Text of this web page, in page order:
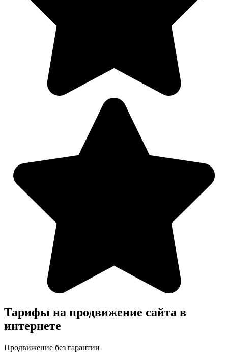
Тарифы на продвижение сайта в
интернете
Продвижение без гарантии